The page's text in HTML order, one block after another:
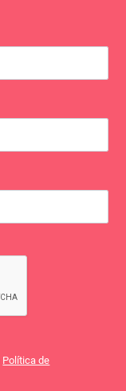
Política de